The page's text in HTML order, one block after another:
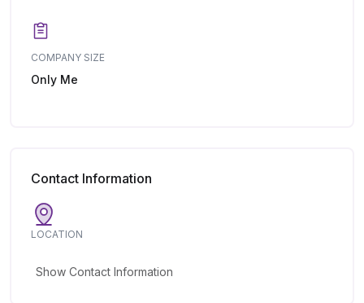
COMPANY SIZE
Only Me
Contact Information
LOCATION
Show Contact Information